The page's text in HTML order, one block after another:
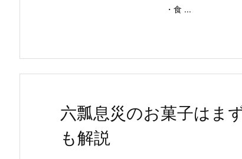
・食 ...
六瓢息災のお菓子はま
も解説